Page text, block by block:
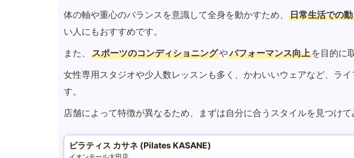
体の軸や重心のバランスを意識して全身を動かすため、
日常生活での
い人にもおすすめです。
また、
スポーツのコンディショニングやパフォーマンス向上 を目的に
女性専用スタジオや少人数レッスンも多く、かわいいウェアなど、ラ
す。
店舗によって特徴が異なるため、まずは自分に合うスタイルを見つけて
ピラティス カサネ (Pilates KASANE)